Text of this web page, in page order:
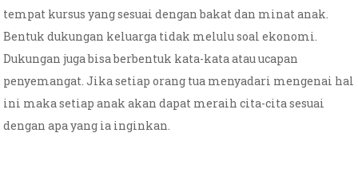
tempat kursus yang sesuai dengan bakat dan minat anak.
Bentuk dukungan keluarga tidak melulu soal ekonomi.
Dukungan juga bisa berbentuk kata-kata atau ucapan
penyemangat. Jika setiap orang tua menyadari mengenai hal
ini maka setiap anak akan dapat meraih cita-cita sesuai
dengan apa yang ia inginkan.